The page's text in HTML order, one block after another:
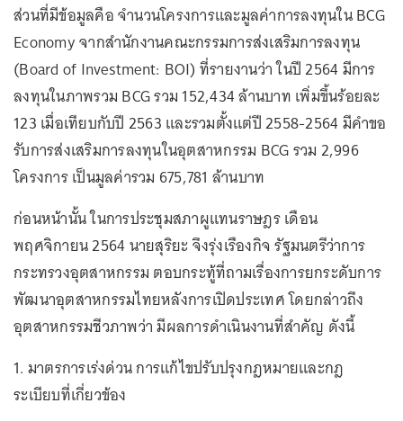
ส่วนที่มีข้อมูลคือ จำนวนโครงการและมูลค่าการลงทุนใน BCG
Economy จากสำนักงานคณะกรรมการส่งเสริมการลงทุน
(Board of Investment: BOI) ที่รายงานว่า ในปี 2564 มีการ
ลงทุนในภาพรวม BCG รวม 152,434 ล้านบาท เพิ่มขึ้นร้อยละ
123 เมื่อเทียบกับปี 2563 และรวมตั้งแต่ปี 2558-2564 มีคำขอ
รับการส่งเสริมการลงทุนในอุตสาหกรรม BCG รวม 2,996
โครงการ เป็นมูลค่ารวม 675,781 ล้านบาท
ก่อนหน้านั้น ในการประชุมสภาผูแทนราษฎร เดือน
พฤศจิกายน 2564 นายสุริยะ จึงรุ่งเรืองกิจ รัฐมนตรีว่าการ
กระทรวงอุตสาหกรรม ตอบกระทู้ที่ถามเรื่องการยกระดับการ
พัฒนาอุตสาหกรรมไทยหลังการเปิดประเทศ โดยกล่าวถึง
อุตสาหกรรมชีวภาพว่า มีผลการดำเนินงานที่สำคัญ ดังนี้
1. มาตรการเร่งด่วน การแก้ไขปรับปรุงกฎหมายและกฎ
ระเบียบที่เกี่ยวข้อง